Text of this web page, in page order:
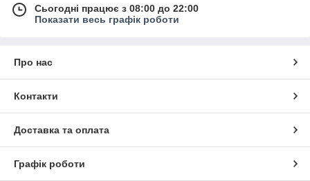
Сьогодні працює з 08:00 до 22:00
Показати весь графік роботи
Про нас
Контакти
Доставка та оплата
Графік роботи